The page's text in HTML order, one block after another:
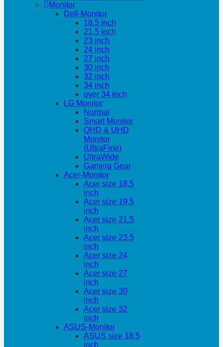
Monitor
Dell-Monitor
18.5 inch
21.5 inch
23 inch
24 inch
27 inch
30 inch
32 inch
34 inch
over 34 inch
LG Monitor
Normal
Smart Monitor
QHD & UHD
Monitor
(UltraFine)
UltraWide
Gaming Gear
Acer-Monitor
Acer size 18.5
inch
Acer size 19.5
inch
Acer size 21.5
inch
Acer size 23.5
inch
Acer size 24
inch
Acer size 27
inch
Acer size 30
inch
Acer size 32
inch
ASUS-Monitor
ASUS size 18.5
inch